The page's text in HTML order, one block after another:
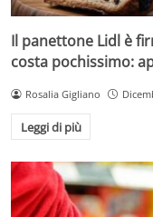
Il panettone Lidl è
costa pochissimo:
Rosalia Gigliano
Leggi di più